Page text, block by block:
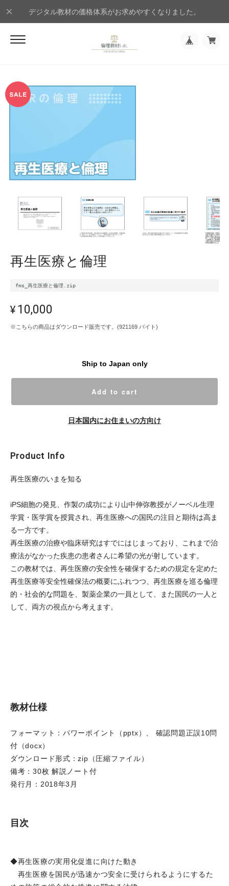
デジタル教材の価格体系がお求めやすくなりました。
再生医療と倫理
fms_再生医療と倫理.zip
¥10,000
※こちらの商品はダウンロード販売です。(921169 バイト)
Ship to Japan only
Add to cart
日本国内にお住まいの方向け
Product Info
再生医療のいまを知る
iPS細胞の発見、作製の成功により山中伸弥教授がノーベル生理
学賞・医学賞を授賞され、再生医療への国民の注目と期待は高ま
る一方です。
再生医療の治療や臨床研究はすでにはじまっており、これまで治
療法がなかった疾患の患者さんに希望の光が射しています。
この教材では、再生医療の安全性を確保するための規定を定めた
再生医療等安全性確保法の概要にふれつつ、再生医療を巡る倫理
的・社会的な問題を、製薬企業の一員として、また国民の一人と
して、両方の視点から考えます。
教材仕様
フォーマット：パワーポイント（pptx）、 確認問題正誤10問
付（docx）
ダウンロード形式：zip（圧縮ファイル）
備考：30枚 解説ノート付
発行月：2018年3月
目次
◆再生医療の実用化促進に向けた動き
再生医療を国民が迅速かつ安全に受けられるようにするた